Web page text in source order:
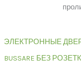
ЭЛЕКТРОННЫЕ
BUSSARE БЕЗ